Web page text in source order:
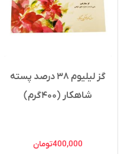
گز لیلیوم ۳۸ درصد پسته
شاهکار (۴۰۰گرم)
400,000تومان